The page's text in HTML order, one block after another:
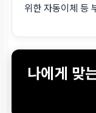
위한 자동이체 등
나에게 맞